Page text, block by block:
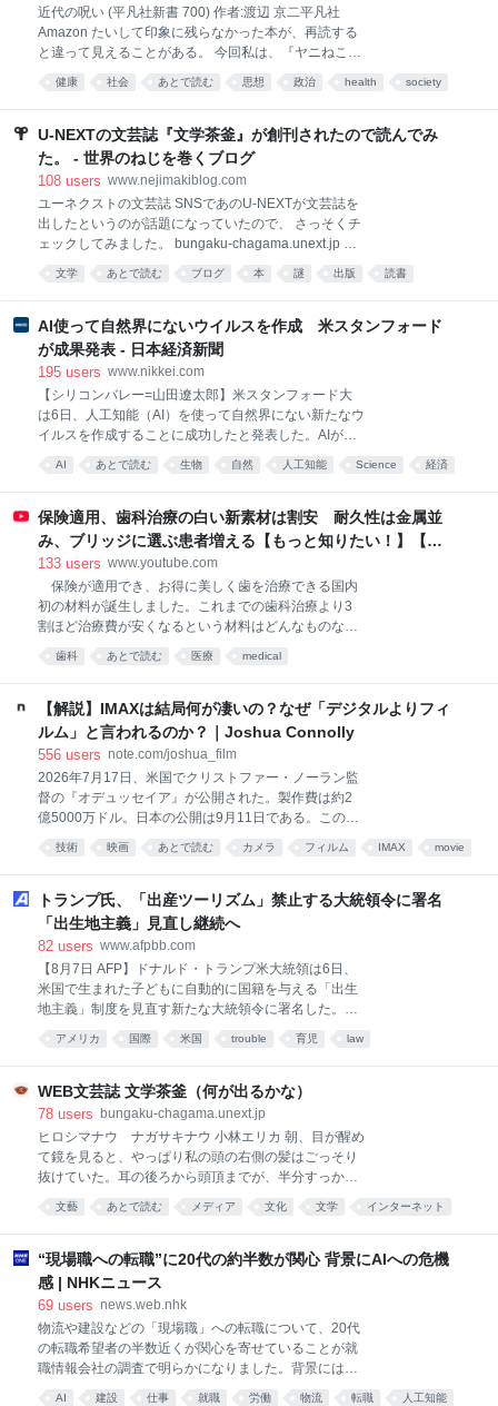
も、「ファンレターを送る」からご応募ください。質
問の冒頭に【映画相談】とタイトルを付けて、ペンネ
ームも忘れずにご記入ください。（例：【映画相談】
P.N. ホウキチ）※質問を漫画で紹介する際は、質問内
近代の呪い (平凡社新書 700) 作者:渡辺 京二平凡社
Amazon たいして印象に残らなかった本が、再読する
と違って見えることがある。 今回私は、『ヤニねこ』
や『ドカ食いダイスキ！もちづきさん』を思い出しな
がら上掲新書を再読し、前と違う印象を得た。 衛生化
（否、そうではない） この『近代の呪い』という本
は、そのタイトルどおり近代という時代、近代という
体制に対してけっこう手厳しい感じの本だ。近代社会
由、前近代の民衆にとって好ましく、お偉いさんのい
うことをきかなくても済んだ部分までもが容赦のない
中央集権化や社会契約化によってかき消されていく様
子なども批判的に書いている。国民のひとりひとりが
か、みたいなことま
健康 社会 あとで読む 思想 政治 health society
U-NEXTの文芸誌『文学茶釜』が創刊されたので読んでみ
た。 - 世界のねじを巻くブログ
108 users www.nejimakiblog.com
ユーネクストの文芸誌 SNSであのU-NEXTが文芸誌を
出したというのが話題になっていたので、 さっそくチ
ェックしてみました。 bungaku-chagama.unext.jp 創
刊の挨拶も中の人が見える感じで良い。 ・創刊のご挨
拶 | WEB文芸誌 文学茶釜（何が出るかな） 現実が逼迫
ます。いや、もはや問われてすらいないのかもしれま
せん。20年続く業界の斜陽化は、多くの人々の内にあ
る「無意味である」という結論を表しているのかもし
れ固有の想像力を持つ表現者の、自由な創造物を世に
送り出すための場所です。 作品は時に、読む・見る・
聞く人の心を搔き乱すような強烈な疑問や、ハレーシ
ョンを孕みます。 そんな作品についてのお言葉はぜひ
文学 あとで読む ブログ 本 謎 出版 読書
AI使って自然界にないウイルスを作成 米スタンフォード
が成果発表 - 日本経済新聞
195 users www.nikkei.com
【シリコンバレー=山田遼太郎】米スタンフォード大
は6日、人工知能（AI）を使って自然界にない新たなウ
イルスを作成することに成功したと発表した。AIが生
命の設計図にあたるゲノム（全遺伝情報）の配列全体
を設計し、機能を確認できた初の事例という。医療の
る。スタンフォード大などの研究チームが、生成AIの
設計を基に、感染症の原因などになる細菌を殺す「フ
ァージ
AI あとで読む 生物 自然 人工知能 Science 経済
保険適用、歯科治療の白い新素材は割安 耐久性は金属並
み、ブリッジに選ぶ患者増える【もっと知りたい！】【グ
ッド！モーニング】(2026年8月3日)
133 users www.youtube.com
保険が適用でき、お得に美しく歯を治療できる国内
初の材料が誕生しました。これまでの歯科治療より3
割ほど治療費が安くなるという材料はどんなものなの
でしょうか。 ■歯科技工士の負担軽減に まるで本物
の歯のような自然な白さ。実はこれ、樹脂製のブロッ
高知に本社を構える歯科材料メーカーです。
YAMAKIN 加藤喬大主席研究員 「材料の中心、補強
材料としてガラス繊維製で作られた芯棒を配置してい
るところ。4年間にわたり研究開発、辛抱しながら開
発したという両方を合わせてSHIN－BOW（シンボ
ー）という製品名になっている。歯を失った場合、保
険で白い歯でブリッジが製作可能」 ブリッジ治療と
は、虫歯などで歯を失った場合、その両隣の歯を土台
す。その
歯科 あとで読む 医療 medical
【解説】IMAXは結局何が凄いの？なぜ「デジタルよりフィ
ルム」と言われるのか？｜Joshua Connolly
556 users note.com/joshua_film
2026年7月17日、米国でクリストファー・ノーラン監
督の『オデュッセイア』が公開された。製作費は約2
億5000万ドル。日本の公開は9月11日である。この映
画には、映画史上「初」の肩書きがひとつ付いてい
る。全編がIMAXフィルムカメラで撮影された、史上最
う技術が衆人の元でデビューしたのは1970年、大阪万
博の富士グループパビリオンだったというのはご存知
だろうか。そこで上映された『Tiger Child』が世界初
た、しかもフィルムという過去の技術が、2026年のい
ま、業界最高額クラスの超大作を丸ごと任されてい
る。スマホですら8K動画が撮れる時代に、なぜだろう
か？ 思えば、「大作を観るならやっぱりIMAXで」と
技術 映画 あとで読む カメラ フィルム IMAX movie
トランプ氏、「出産ツーリズム」禁止する大統領令に署名
「出生地主義」見直し継続へ
82 users www.afpbb.com
【8月7日 AFP】ドナルド・トランプ米大統領は6日、
米国で生まれた子どもに自動的に国籍を与える「出生
地主義」制度を見直す新たな大統領令に署名した。米
国籍取得を目的とした「出産⁠ツーリズム」を禁じる内​
容。 米最高裁は6月30日、トランプ政権の出生地主義
ド・ブランシュ米司法長官代行は判決を受け、出産ツ
ーリズムに対する取り締まりを一段と強化する方針を
明らかにしていた。 トランプ氏はホワイトハウスで記
者団に対し、「彼らのせいで、出生地主義制度はすっ
かり茶番になってしまった」と述べ、国籍取得の出産
いて、「極めて残念」と改めて述べた上で、「これは
ティーブン・ミラー大統領次席補佐官によると、今回
の大統領令では、外国のテロ組織や外国政府のロビー
活動に関与す
アメリカ 国際 米国 trouble 育児 law
WEB文芸誌 文学茶釜（何が出るかな）
78 users bungaku-chagama.unext.jp
ヒロシマナウ ナガサキナウ 小林エリカ 朝、目が醒め
て鏡を見ると、やっぱり私の頭の右側の髪はごっそり
抜けていた。耳の後ろから頭頂までが、半分すっかり
禿げあがっている。 私の長い髪が抜け始めたのは、冬
のことだった。なんとなしに身体がだるい。起きあが
と考えた。しかし、あまりにも髪がごっそりと抜け落
ちるようになったから、さすがに不安になった。病院
を幾つも回っても、原因は不明。すっかり困り果て、
文藝 あとで読む メディア 文化 文学 インターネット
“現場職への転職”に20代の約半数が関心 背景にAIへの危機
感 | NHKニュース
69 users news.web.nhk
物流や建設などの「現場職」への転職について、20代
の転職希望者の半数近くが関心を寄せていることが就
職情報会社の調査で明らかになりました。背景にはデ
スクワークなどの「事務職」がAIに代替される危機感
AI 建設 仕事 就職 労働 物流 転職 人工知能